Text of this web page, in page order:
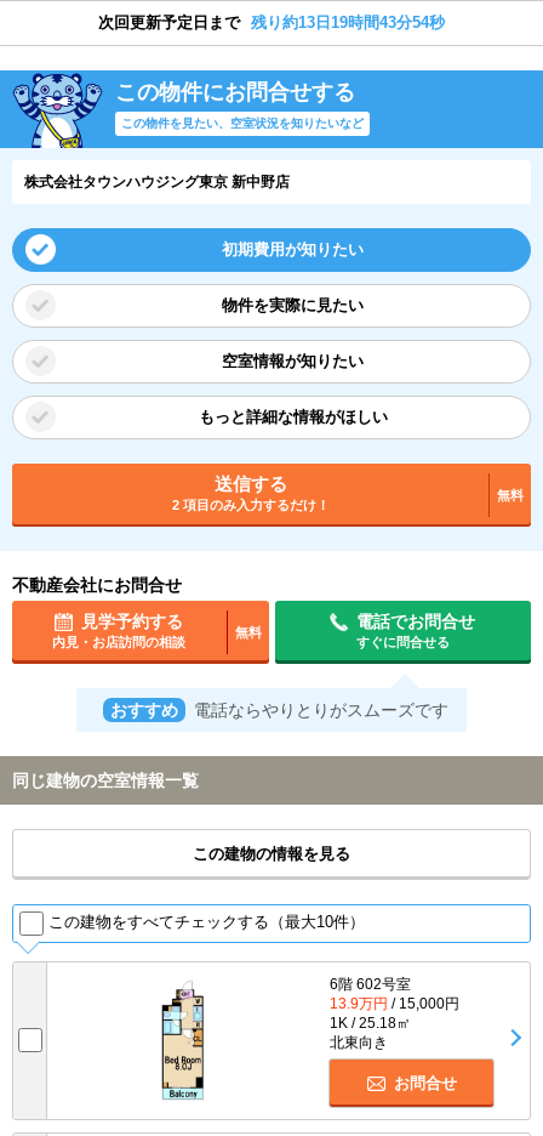
次回更新予定日まで 残り約13日19時間43分53秒
この物件にお問合せする
この物件を見たい、空室状況を知りたいなど
株式会社タウンハウジング東京 新中野店
初期費用が知りたい
物件を実際に見たい
空室情報が知りたい
もっと詳細な情報がほしい
送信する
2 項目のみ入力するだけ！
無料
不動産会社にお問合せ
見学予約する
内見・お店訪問の相談
無料
電話でお問合せ
すぐに問合せる
おすすめ 電話ならやりとりがスムーズです
同じ建物の空室情報一覧
この建物の情報を見る
この建物をすべてチェックする（最大10件）
6階 602号室
13.9万円 / 15,000円
1K / 25.18㎡
北東向き
お問合せ